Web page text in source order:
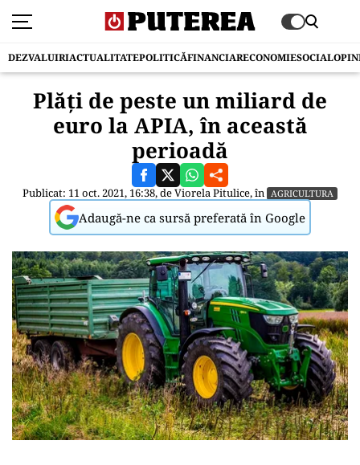
DEZVALUIRIACTUALITATEPOLITICĂFINANCIARECONOMIESOCIAL
Plăți de peste un miliard de
euro la APIA, în această
perioadă
Publicat: 11 oct. 2021, 16:38, deViorela Pitulice, în AGRICULTURA
Adaugă-ne ca sursă preferată în Google